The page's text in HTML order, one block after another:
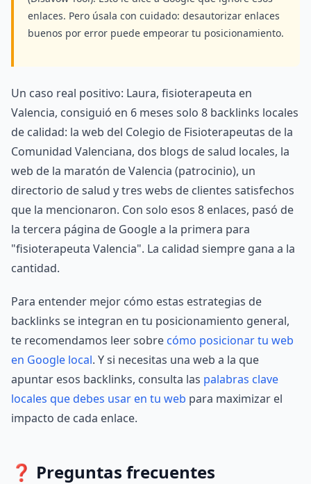
enlaces. Pero úsala con cuidado: desautorizar enlaces
buenos por error puede empeorar tu posicionamiento.
Un caso real positivo: Laura, fisioterapeuta en
Valencia, consiguió en 6 meses solo 8 backlinks locales
de calidad: la web del Colegio de Fisioterapeutas de la
Comunidad Valenciana, dos blogs de salud locales, la
web de la maratón de Valencia (patrocinio), un
directorio de salud y tres webs de clientes satisfechos
que la mencionaron. Con solo esos 8 enlaces, pasó de
la tercera página de Google a la primera para
"fisioterapeuta Valencia". La calidad siempre gana a la
cantidad.
Para entender mejor cómo estas estrategias de
backlinks se integran en tu posicionamiento general,
te recomendamos leer sobre cómo posicionar tu web
en Google local. Y si necesitas una web a la que
apuntar esos backlinks, consulta las palabras clave
locales que debes usar en tu web para maximizar el
impacto de cada enlace.
❓ Preguntas frecuentes